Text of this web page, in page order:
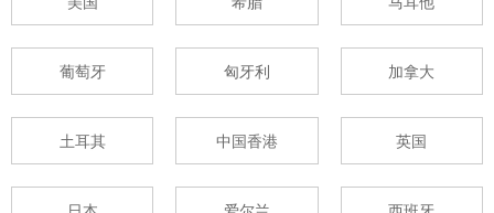
葡萄牙 匈牙利 加拿大
土耳其 中国香港 英国